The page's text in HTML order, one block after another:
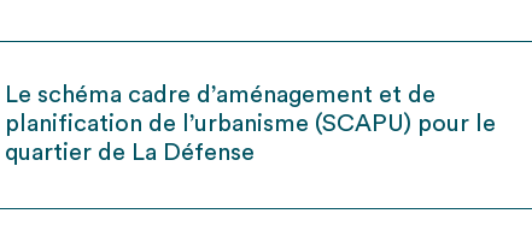
Le schéma cadre d’aménagement et de
planification de l’urbanisme (SCAPU) pour le
quartier de La Défense